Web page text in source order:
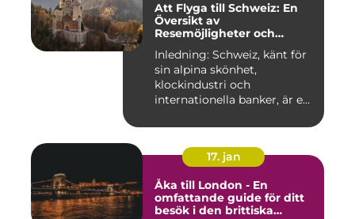
Att Flyga till Schweiz: En
Översikt av
Resemöjligheter och
Nackdelar
Inledning: Schweiz, känt för
sin alpina skönhet,
klockindustri och
internationella banker, är en
17. jan
Åka till London - En
omfattande guide för ditt
besök i den brittiska